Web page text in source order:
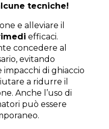
tecniche!
e alleviare il
efficaci.
concedere al
evitando
di ghiaccio
a ridurre il
Anche l’uso di
può essere